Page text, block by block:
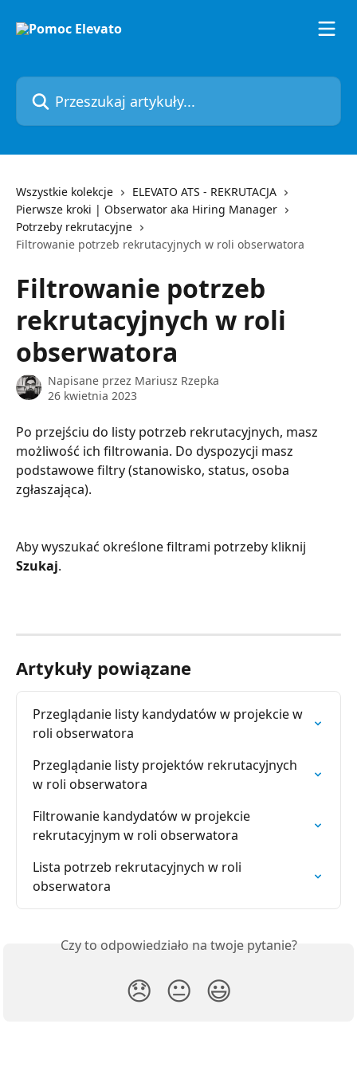
Przeszukaj artykuły...
Wszystkie kolekcje
ELEVATO ATS - REKRUTACJA
Pierwsze kroki | Obserwator aka Hiring Manager
Potrzeby rekrutacyjne
Filtrowanie potrzeb rekrutacyjnych w roli obserwatora
Filtrowanie potrzeb
rekrutacyjnych w roli
obserwatora
Napisane przez Mariusz Rzepka
26 kwietnia 2023
Po przejściu do listy potrzeb rekrutacyjnych, masz
możliwość ich filtrowania. Do dyspozycji masz
podstawowe filtry (stanowisko, status, osoba
zgłaszająca).
Aby wyszukać określone filtrami potrzeby kliknij
Szukaj.
Artykuły powiązane
Przeglądanie listy kandydatów w projekcie w
roli obserwatora
Przeglądanie listy projektów rekrutacyjnych
w roli obserwatora
Filtrowanie kandydatów w projekcie
rekrutacyjnym w roli obserwatora
Lista potrzeb rekrutacyjnych w roli
obserwatora
Czy to odpowiedziało na twoje pytanie?
😞 😐 😃